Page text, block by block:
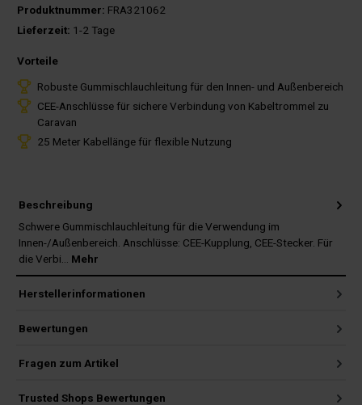
Produktnummer: FRA321062
Lieferzeit: 1-2 Tage
Vorteile
Robuste Gummischlauchleitung für den Innen- und Außenbereich
CEE-Anschlüsse für sichere Verbindung von Kabeltrommel zu
Caravan
25 Meter Kabellänge für flexible Nutzung
Beschreibung
Schwere Gummischlauchleitung für die Verwendung im
Innen-/Außenbereich. Anschlüsse: CEE-Kupplung, CEE-Stecker. Für
die Verbi… Mehr
Herstellerinformationen
Bewertungen
Fragen zum Artikel
Trusted Shops Bewertungen